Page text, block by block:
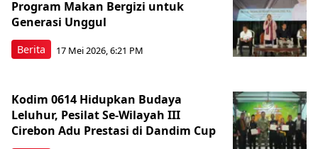
Berita
Program Makan Bergizi untuk
Generasi Unggul
17 Mei 2026, 6:21 PM
Kodim 0614 Hidupkan Budaya
Leluhur, Pesilat Se-Wilayah III
Cirebon Adu Prestasi di Dandim Cup